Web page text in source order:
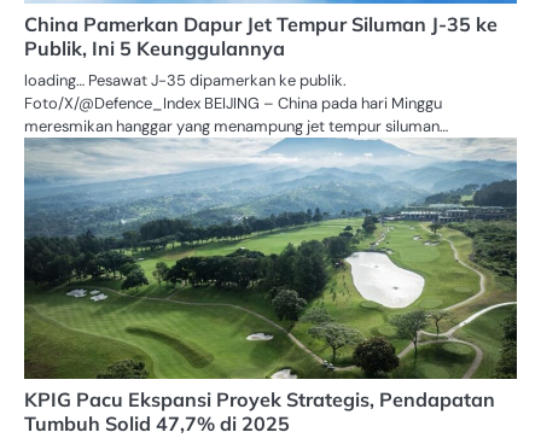
China Pamerkan Dapur Jet Tempur Siluman J-35 ke
Publik, Ini 5 Keunggulannya
loading… Pesawat J-35 dipamerkan ke publik.
Foto/X/@Defence_Index BEIJING – China pada hari Minggu
meresmikan hanggar yang menampung jet tempur siluman…
KPIG Pacu Ekspansi Proyek Strategis, Pendapatan
Tumbuh Solid 47,7% di 2025